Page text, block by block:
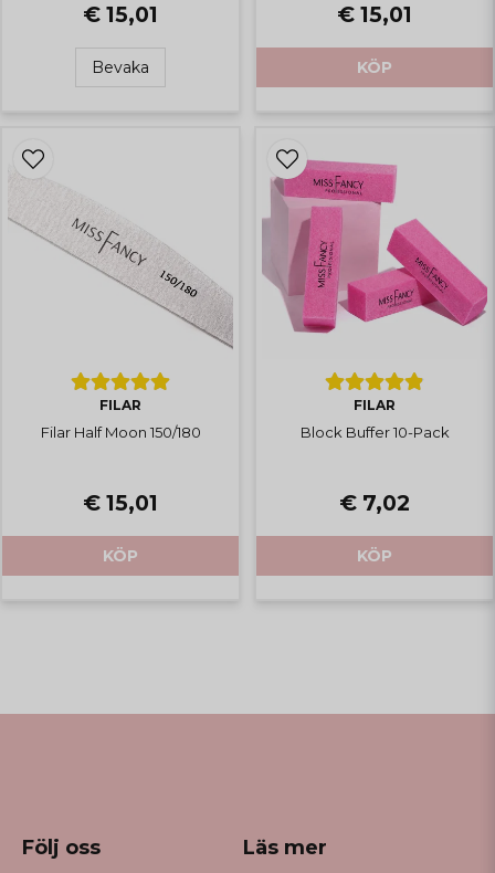
€ 15,01
Bevaka
€ 15,01
KÖP
FILAR
Filar Half Moon 150/180
€ 15,01
KÖP
FILAR
Block Buffer 10-Pack
€ 7,02
KÖP
Följ oss Läs mer